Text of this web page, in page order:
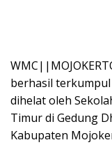
berhasil
dihelat oleh
Timur di Gedung
Kabupaten